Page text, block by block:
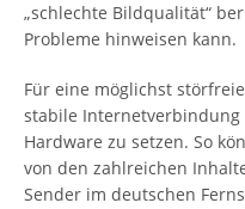
„schlechte Bildqualität“
Probleme hinweisen kann.
Für eine möglichst
stabile Internetverbindung
Hardware zu setzen. So
von den zahlreichen
Sender im deutschen